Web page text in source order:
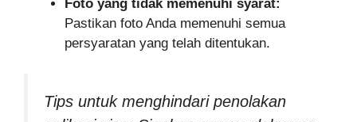
Foto yang tidak memenuhi syarat:
Pastikan foto Anda memenuhi semua
persyaratan yang telah ditentukan.
Tips untuk menghindari penolakan